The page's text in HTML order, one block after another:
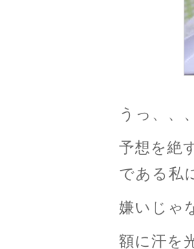
うっ、
予想を絶
である私
嫌いじゃ
額に汗を